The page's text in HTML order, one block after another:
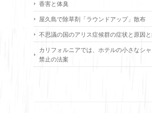
香害と体臭
屋久島で除草剤「ラウンドアップ」散布
不思議の国のアリス症候群の症状と原因
カリフォルニアでは、ホテルの小さなシ
禁止の法案